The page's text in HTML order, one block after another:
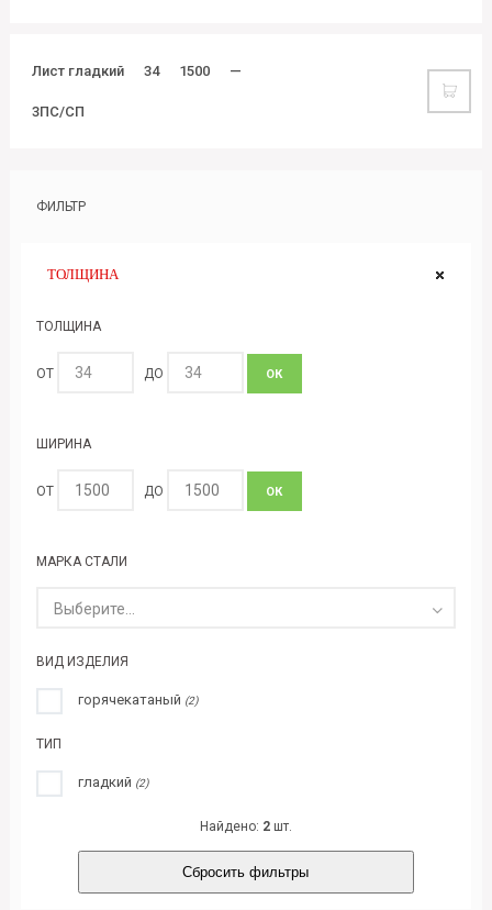
Лист гладкий 34 1500 —
3ПС/СП
ФИЛЬТР
ТОЛЩИНА
ТОЛЩИНА
ОТ ДО ОК
ШИРИНА
ОТ ДО ОК
МАРКА СТАЛИ
Выберите...
ВИД ИЗДЕЛИЯ
горячекатаный (2)
ТИП
гладкий (2)
Найдено: 2шт.
Сбросить фильтры